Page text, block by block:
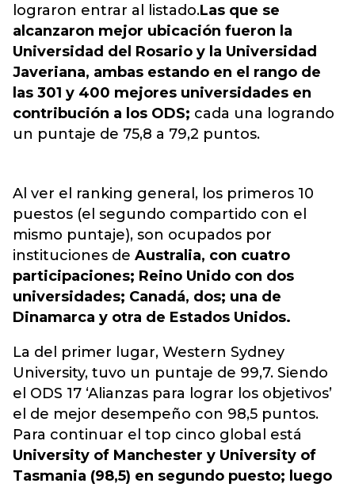
lograron entrar al listado.Las que se
alcanzaron mejor ubicación fueron la
Universidad del Rosario y la Universidad
Javeriana, ambas estando en el rango de
las 301 y 400 mejores universidades en
contribución a los ODS; cada una logrando
un puntaje de 75,8 a 79,2 puntos.
Al ver el ranking general, los primeros 10
puestos (el segundo compartido con el
mismo puntaje), son ocupados por
instituciones de Australia, con cuatro
participaciones; Reino Unido con dos
universidades; Canadá, dos; una de
Dinamarca y otra de Estados Unidos.
La del primer lugar, Western Sydney
University, tuvo un puntaje de 99,7. Siendo
el ODS 17 ‘Alianzas para lograr los objetivos’
el de mejor desempeño con 98,5 puntos.
Para continuar el top cinco global está
University of Manchester y University of
Tasmania (98,5) en segundo puesto; luego